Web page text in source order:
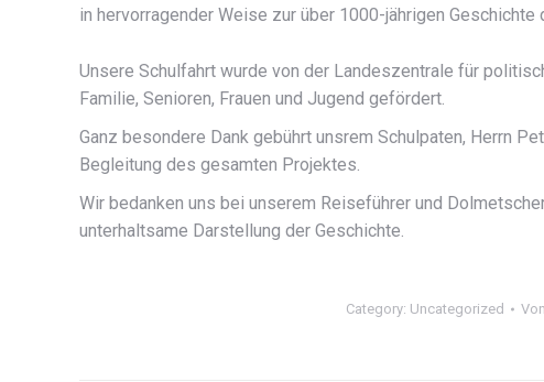
in hervorragender Weise zur über 1000-jährigen
Unsere Schulfahrt wurde von der Landeszentrale für
Familie, Senioren, Frauen und Jugend gefördert.
Ganz besondere Dank gebührt unsrem Schulpaten, Herrn
Begleitung des gesamten Projektes.
Wir bedanken uns bei unserem Reiseführer und
unterhaltsame Darstellung der Geschichte.
Category: Uncategorized Von